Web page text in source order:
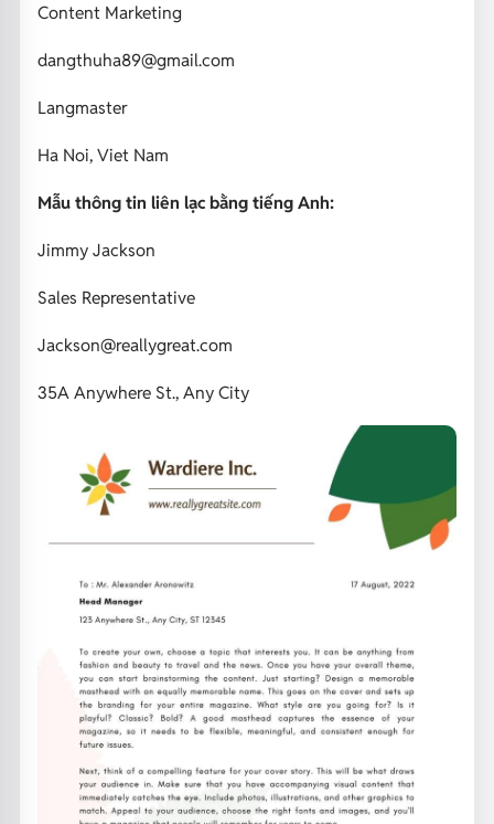
Content Marketing
dangthuha89@gmail.com
Langmaster
Ha Noi, Viet Nam
Mẫu thông tin liên lạc bằng tiếng Anh:
Jimmy Jackson
Sales Representative
Jackson@reallygreat.com
35A Anywhere St., Any City